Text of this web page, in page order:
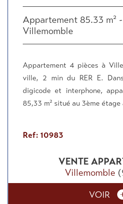
Appartement 85.33 m²
Villemomble
Appartement 4 pièces à
ville, 2 min du RER E.
digicode et interphone,
85,33 m² situé au 3ème étage
Ref: 10983
VENTE
Villemomble
VOIR